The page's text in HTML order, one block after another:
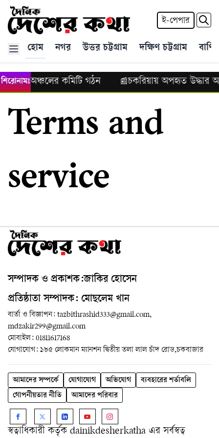
ই-পেপার
হোম নগর উত্তর চট্টগ্রাম দক্ষিণ চট্টগ্রাম
শিরোনামঃ অঞ্চলের কমিটি গঠন 📰চকরিয়ায় অপহৃত উদ্ধার
Terms and
service
সম্পাদক ও প্রকাশক:জাকির হোসেন
প্রতিষ্ঠাতা সম্পাদক: মোছলেম খান
বার্তা ও বিজ্ঞাপন: tazbithrashid333@gmail.com,
mdzakir299@gmail.com
মোবাইল: 01811617168
যোগাযোগ: ১৮৫ লোকমান ম্যানশন দ্বিতীয় তলা লাল চাঁদ রোড,চকবাজার
আমাদের সম্পর্কে যোগাযোগ অভিযোগ
ব্যবহারের শর্তাবলি
গোপনীয়তার নীতি
আমাদের পরিবার
স্বত্বাধিকারী কর্তৃক dainikdesherkatha এর সর্বস্বত্ব